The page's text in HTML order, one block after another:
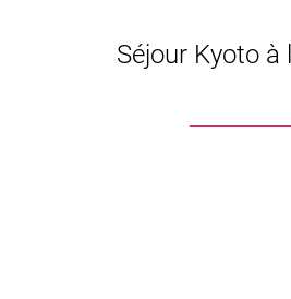
Séjour Kyoto à